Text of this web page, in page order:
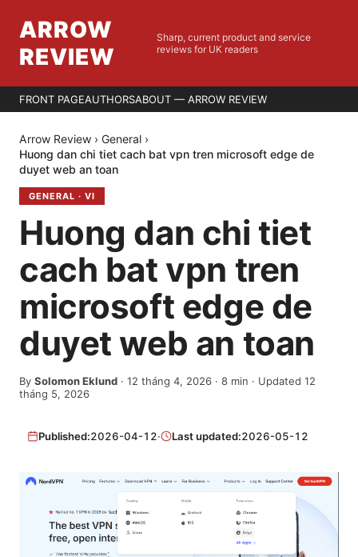
ARROW
REVIEW
Sharp, current product and service
reviews for UK readers
FRONT PAGEAUTHORSABOUT — ARROW REVIEW
Arrow Review › General ›
Huong dan chi tiet cach bat vpn tren microsoft edge de
duyet web an toan
GENERAL · VI
Huong dan chi tiet
cach bat vpn tren
microsoft edge de
duyet web an toan
By Solomon Eklund · 12 tháng 4, 2026 · 8 min · Updated 12
tháng 5, 2026
Published:2026-04-12· Last updated:2026-05-12